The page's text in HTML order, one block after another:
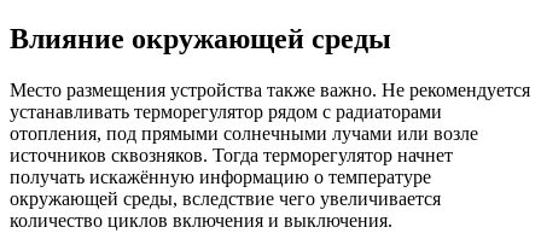
Влияние окружающей среды
Место размещения устройства также важно. Не рекомендуется
устанавливать терморегулятор рядом с радиаторами
отопления, под прямыми солнечными лучами или возле
источников сквозняков. Тогда терморегулятор начнет
получать искажённую информацию о температуре
окружающей среды, вследствие чего увеличивается
количество циклов включения и выключения.